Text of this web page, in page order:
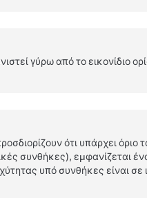
γύρω από το εικονίδιο
ότι υπάρχει όριο
συνθήκες), εμφανίζεται
υπό συνθήκες είναι